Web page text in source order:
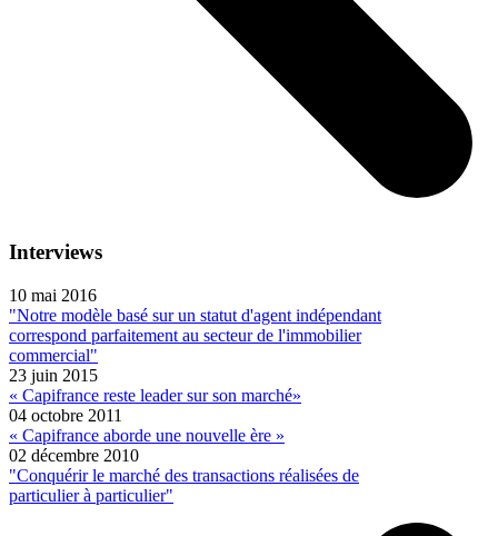
Interviews
10 mai 2016
"Notre modèle basé sur un statut d'agent indépendant
correspond parfaitement au secteur de l'immobilier
commercial"
23 juin 2015
« Capifrance reste leader sur son marché»
04 octobre 2011
« Capifrance aborde une nouvelle ère »
02 décembre 2010
"Conquérir le marché des transactions réalisées de
particulier à particulier"